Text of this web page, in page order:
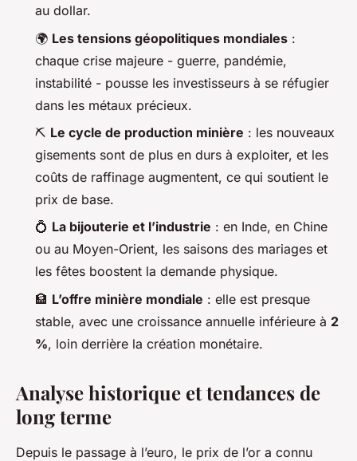
au dollar.
🌍 Les tensions géopolitiques mondiales :
chaque crise majeure - guerre, pandémie,
instabilité - pousse les investisseurs à se réfugier
dans les métaux précieux.
⛏️ Le cycle de production minière : les nouveaux
gisements sont de plus en durs à exploiter, et les
coûts de raffinage augmentent, ce qui soutient le
prix de base.
💍 La bijouterie et l’industrie : en Inde, en Chine
ou au Moyen-Orient, les saisons des mariages et
les fêtes boostent la demande physique.
🏦 L’offre minière mondiale : elle est presque
stable, avec une croissance annuelle inférieure à 2
%, loin derrière la création monétaire.
Analyse historique et tendances de
long terme
Depuis le passage à l’euro, le prix de l’or a connu